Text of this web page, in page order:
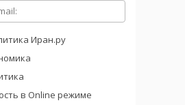
Иран.ру
в Online режиме